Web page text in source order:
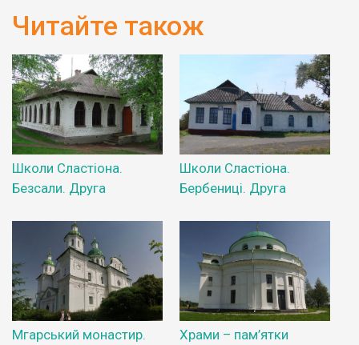
Читайте також
Школи Сластіона.
Безсали. Друга
Школи Сластіона.
Бербениці. Друга
Мгарський монастир.
Храми – пам’ятки